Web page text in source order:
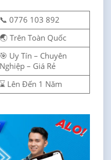
📞 0776 103 892
🌏 Trên Toàn Quốc
🎯 Uy Tín – Chuyên
Nghiệp – Giá Rẻ
⌛ Lên Đến 1 Năm